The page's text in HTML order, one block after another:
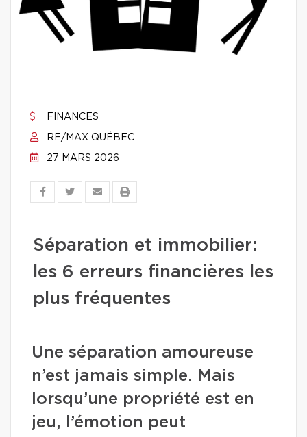
FINANCES
RE/MAX QUÉBEC
27 MARS 2026
Séparation et immobilier:
les 6 erreurs financières les
plus fréquentes
Une séparation amoureuse
n’est jamais simple. Mais
lorsqu’une propriété est en
jeu, l’émotion peut